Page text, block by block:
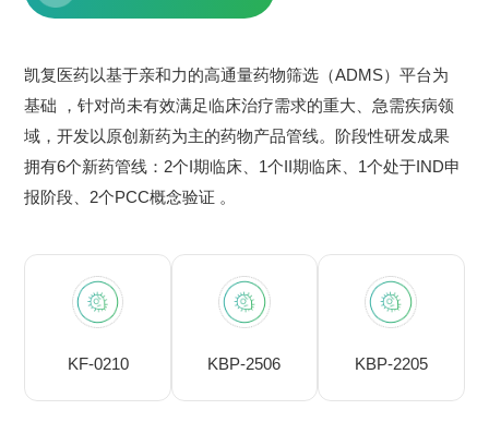
凯复医药以基于亲和力的高通量药物筛选（ADMS）平台为
基础 ，针对尚未有效满足临床治疗需求的重大、急需疾病领
域，开发以原创新药为主的药物产品管线。阶段性研发成果
拥有6个新药管线：2个I期临床、1个II期临床、1个处于IND申
报阶段、2个PCC概念验证 。
KF-0210 KBP-2506 KBP-2205